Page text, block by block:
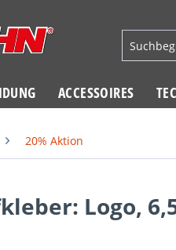
ACCESSOIRES
20% Aktion
Logo,